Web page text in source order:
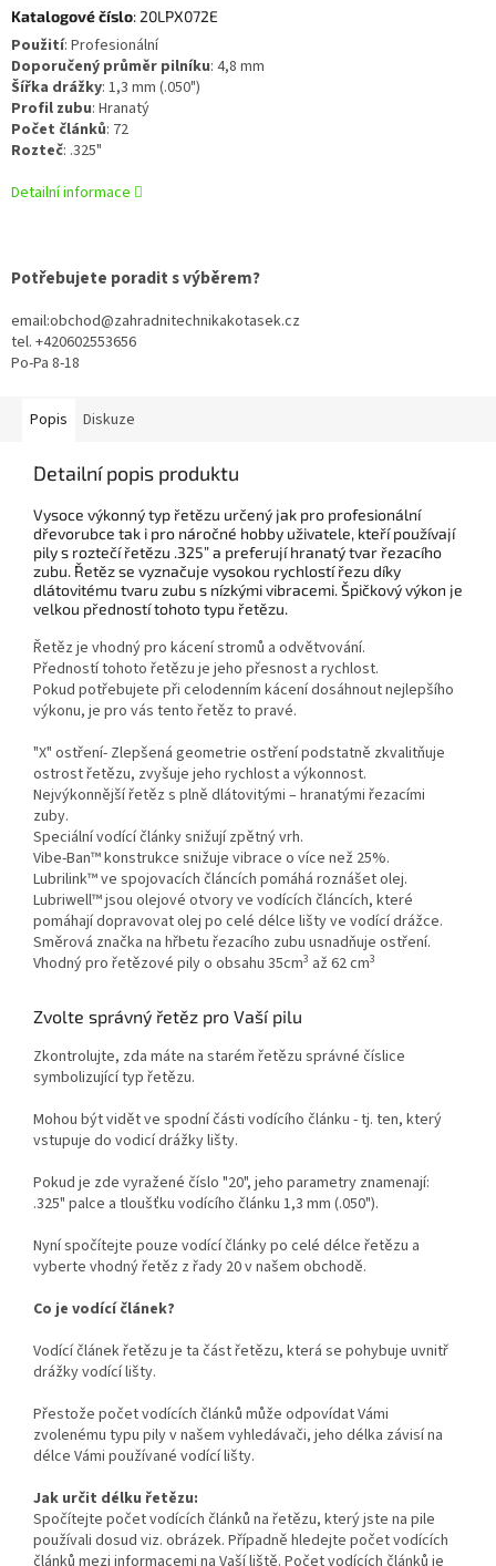
Katalogové číslo: 20LPX072E
Použití: Profesionální
Doporučený průměr pilníku: 4,8 mm
Šířka drážky: 1,3 mm (.050")
Profil zubu: Hranatý
Počet článků: 72
Rozteč: .325"
Detailní informace
Potřebujete poradit s výběrem?
email:obchod@zahradnitechnikakotasek.cz
tel. +420602553656
Po-Pa 8-18
Popis Diskuze
Detailní popis produktu
Vysoce výkonný typ řetězu určený jak pro profesionální
dřevorubce tak i pro náročné hobby uživatele, kteří používají
pily s roztečí řetězu .325” a preferují hranatý tvar řezacího
zubu. Řetěz se vyznačuje vysokou rychlostí řezu díky
dlátovitému tvaru zubu s nízkými vibracemi. Špičkový výkon je
velkou předností tohoto typu řetězu.
Řetěz je vhodný pro kácení stromů a odvětvování.
Předností tohoto řetězu je jeho přesnost a rychlost.
Pokud potřebujete při celodenním kácení dosáhnout nejlepšího
výkonu, je pro vás tento řetěz to pravé.
"X" ostření- Zlepšená geometrie ostření podstatně zkvalitňuje
ostrost řetězu, zvyšuje jeho rychlost a výkonnost.
Nejvýkonnější řetěz s plně dlátovitými – hranatými řezacími
zuby.
Speciální vodící články snižují zpětný vrh.
Vibe-Ban™ konstrukce snižuje vibrace o více než 25%.
Lubrilink™ ve spojovacích článcích pomáhá roznášet olej.
Lubriwell™ jsou olejové otvory ve vodících článcích, které
pomáhají dopravovat olej po celé délce lišty ve vodící drážce.
Směrová značka na hřbetu řezacího zubu usnadňuje ostření.
Vhodný pro řetězové pily o obsahu 35cm3 až 62 cm3
Zvolte správný řetěz pro Vaší pilu
Zkontrolujte, zda máte na starém řetězu správné číslice
symbolizující typ řetězu.
Mohou být vidět ve spodní části vodícího článku - tj. ten, který
vstupuje do vodicí drážky lišty.
Pokud je zde vyražené číslo "20", jeho parametry znamenají:
.325" palce a tloušťku vodícího článku 1,3 mm (.050").
Nyní spočítejte pouze vodící články po celé délce řetězu a
vyberte vhodný řetěz z řady 20 v našem obchodě.
Co je vodící článek?
Vodící článek řetězu je ta část řetězu, která se pohybuje uvnitř
drážky vodící lišty.
Přestože počet vodících článků může odpovídat Vámi
zvolenému typu pily v našem vyhledávači, jeho délka závisí na
délce Vámi používané vodící lišty.
Jak určit délku řetězu:
Spočítejte počet vodících článků na řetězu, který jste na pile
používali dosud viz. obrázek. Případně hledejte počet vodících